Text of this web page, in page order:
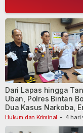
Hukum dan Kriminal - 4 hari
Dari Lapas hingga
Uban, Polres Bintan
Dua Kasus Narkoba,
Tersangka Dibekuk